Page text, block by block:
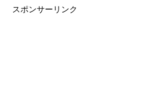
スポンサーリンク